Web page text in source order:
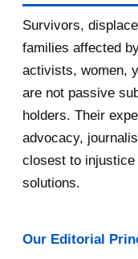
June
May
April
March
Survivors,
families affected
activists, women,
are not passive
holders. Their
advocacy,
closest to
solutions.
Our Editorial